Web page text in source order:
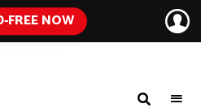
FREE NOW